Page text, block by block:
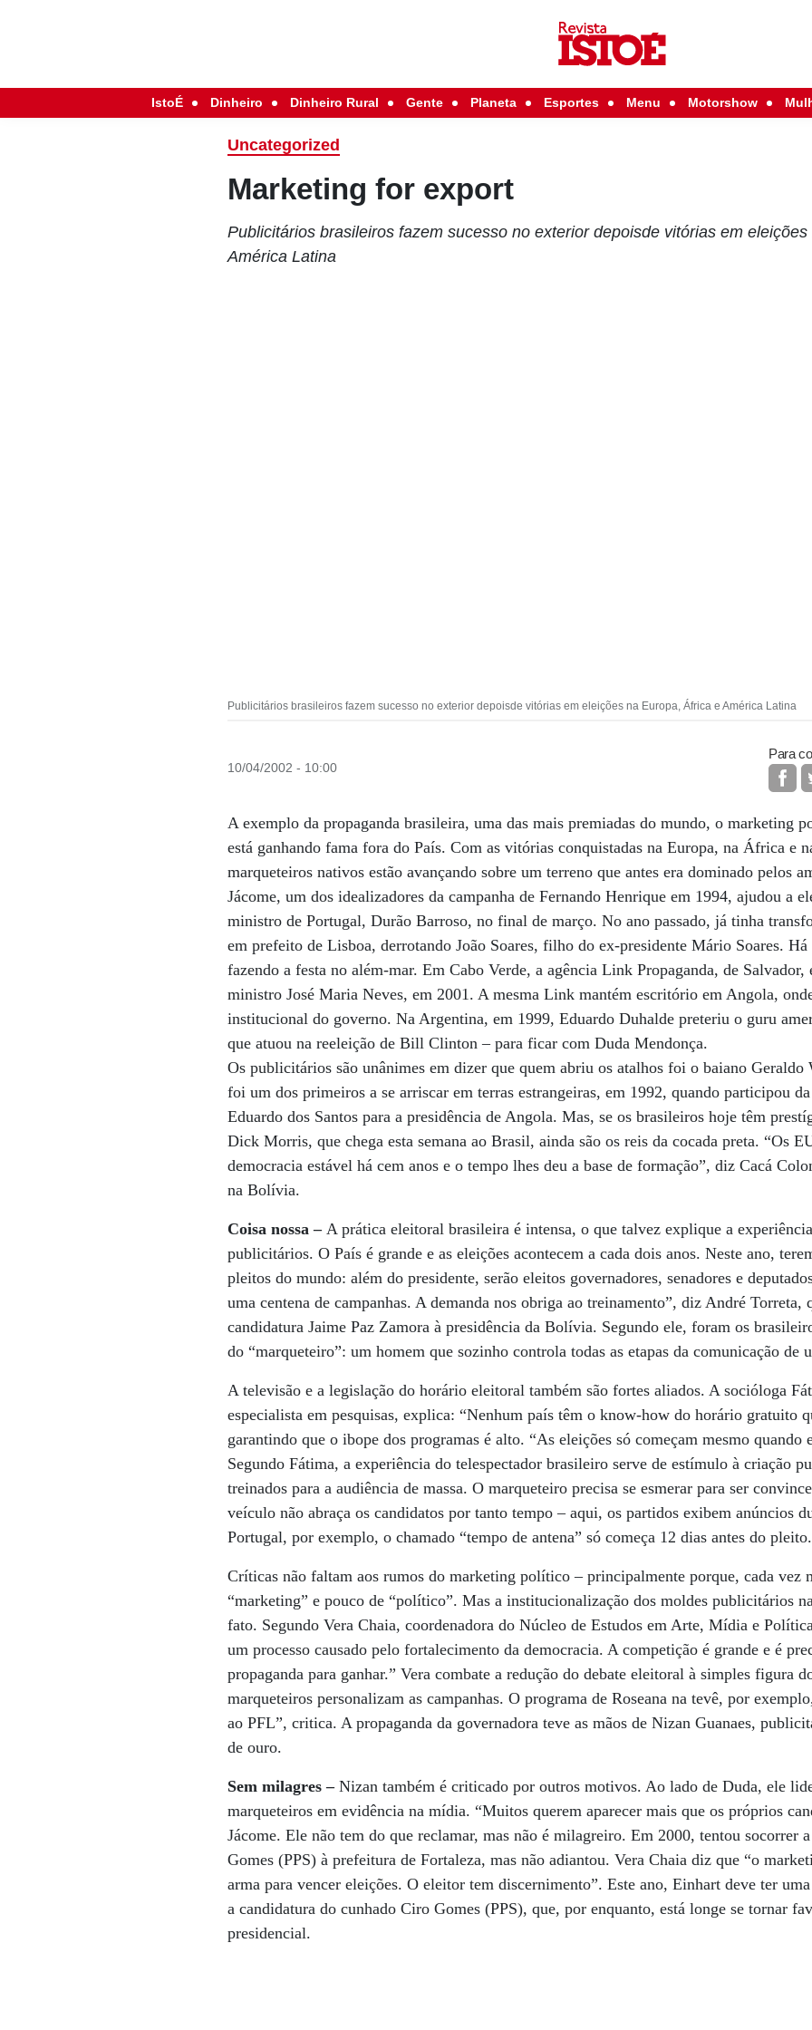
IstoÉ Dinheiro Dinheiro Rural Gente Planeta Esportes Menu Motorshow
Uncategorized
Marketing for export
Publicitários brasileiros fazem sucesso no exterior depoisde vitórias em
América Latina
Publicitários brasileiros fazem sucesso no exterior depoisde vitórias em eleições na Europa, África e América Latina
10/04/2002 - 10:00
Para
A exemplo da propaganda brasileira, uma das mais premiadas do mundo, o marketing
está ganhando fama fora do País. Com as vitórias conquistadas na Europa, na África e
marqueteiros nativos estão avançando sobre um terreno que antes era dominado pelos
Jácome, um dos idealizadores da campanha de Fernando Henrique em 1994, ajudou a
ministro de Portugal, Durão Barroso, no final de março. No ano passado, já tinha
em prefeito de Lisboa, derrotando João Soares, filho do ex-presidente Mário Soares.
fazendo a festa no além-mar. Em Cabo Verde, a agência Link Propaganda, de
ministro José Maria Neves, em 2001. A mesma Link mantém escritório em Angola,
institucional do governo. Na Argentina, em 1999, Eduardo Duhalde preteriu o guru
que atuou na reeleição de Bill Clinton – para ficar com Duda Mendonça.
Os publicitários são unânimes em dizer que quem abriu os atalhos foi o baiano
foi um dos primeiros a se arriscar em terras estrangeiras, em 1992, quando participou
Eduardo dos Santos para a presidência de Angola. Mas, se os brasileiros hoje têm
Dick Morris, que chega esta semana ao Brasil, ainda são os reis da cocada preta. “Os
democracia estável há cem anos e o tempo lhes deu a base de formação”, diz Cacá
na Bolívia.
Coisa nossa –A prática eleitoral brasileira é intensa, o que talvez explique a
publicitários. O País é grande e as eleições acontecem a cada dois anos. Neste ano,
pleitos do mundo: além do presidente, serão eleitos governadores, senadores e
uma centena de campanhas. A demanda nos obriga ao treinamento”, diz André Torreta,
candidatura Jaime Paz Zamora à presidência da Bolívia. Segundo ele, foram os
do “marqueteiro”: um homem que sozinho controla todas as etapas da comunicação de
A televisão e a legislação do horário eleitoral também são fortes aliados. A socióloga
especialista em pesquisas, explica: “Nenhum país têm o know-how do horário gratuito
garantindo que o ibope dos programas é alto. “As eleições só começam mesmo quando
Segundo Fátima, a experiência do telespectador brasileiro serve de estímulo à criação
treinados para a audiência de massa. O marqueteiro precisa se esmerar para ser
veículo não abraça os candidatos por tanto tempo – aqui, os partidos exibem anúncios
Portugal, por exemplo, o chamado “tempo de antena” só começa 12 dias antes do
Críticas não faltam aos rumos do marketing político – principalmente porque, cada vez
“marketing” e pouco de “político”. Mas a institucionalização dos moldes publicitários
fato. Segundo Vera Chaia, coordenadora do Núcleo de Estudos em Arte, Mídia e
um processo causado pelo fortalecimento da democracia. A competição é grande e é
propaganda para ganhar.” Vera combate a redução do debate eleitoral à simples figura
marqueteiros personalizam as campanhas. O programa de Roseana na tevê, por
ao PFL”, critica. A propaganda da governadora teve as mãos de Nizan Guanaes,
de ouro.
Sem milagres –Nizan também é criticado por outros motivos. Ao lado de Duda, ele
marqueteiros em evidência na mídia. “Muitos querem aparecer mais que os próprios
Jácome. Ele não tem do que reclamar, mas não é milagreiro. Em 2000, tentou socorrer
Gomes (PPS) à prefeitura de Fortaleza, mas não adiantou. Vera Chaia diz que “o
arma para vencer eleições. O eleitor tem discernimento”. Este ano, Einhart deve ter
a candidatura do cunhado Ciro Gomes (PPS), que, por enquanto, está longe se tornar
presidencial.